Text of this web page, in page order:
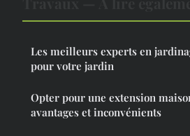
Les meilleurs experts en
pour votre jardin
Opter pour une extension
avantages et inconvénients